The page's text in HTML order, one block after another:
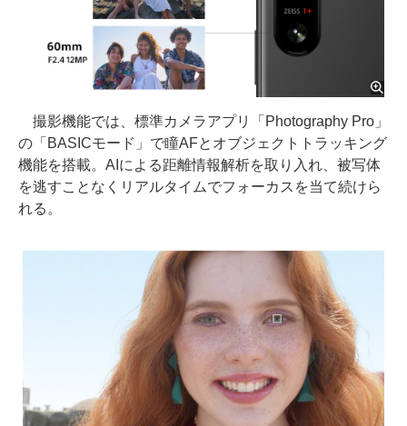
撮影機能では、標準カメラアプリ「Photography Pro」
の「BASICモード」で瞳AFとオブジェクトトラッキング
機能を搭載。AIによる距離情報解析を取り入れ、被写体
を逃すことなくリアルタイムでフォーカスを当て続けら
れる。